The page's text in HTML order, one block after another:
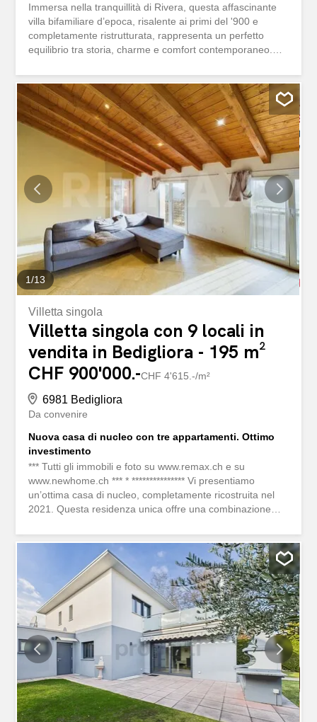
Immersa nella tranquillità di Rivera, questa affascinante
villa bifamiliare d’epoca, risalente ai primi del '900 e
completamente ristrutturata, rappresenta un perfetto
equilibrio tra storia, charme e comfort contemporaneo.
locali generosi e versatili, ideali per una famiglia
numerosa o per chi desidera spazi ampi e ben
organizzati. Gli ambienti interni raccontano il carattere
dell’immobile: al piano terra un accogliente zona living si
affianca a un’ampia cucina abitabile, una camera da letto
e un bagno con doccia. Il primo piano si distingue per la
presenza di una seconda cucina con grande sala da
pranzo e veranda, oltre a un luminoso soggiorno e un
ulteriore bagno, una configurazione che rende l’immobile
particolarmente interessante anche come soluzione
bifamiliare. Salendo al secondo piano si sviluppa la zona
notte principale, con tre camere da letto, tra cui una
camera padronale dotata di cabina armadio, e...
1/13
Villetta singola
Villetta singola con 9 locali in
vendita in Bedigliora - 195 m²
CHF 900'000.-CHF 4'615.-/m²
6981 Bedigliora
Da convenire
Nuova casa di nucleo con tre appartamenti. Ottimo
investimento
*** Tutti gli immobili e foto su www.remax.ch e su
www.newhome.ch *** * *************** Vi presentiamo
un’ottima casa di nucleo, completamente ricostruita nel
2021. Questa residenza unica offre una combinazione
trasformazione completa quasi da zero. La casa si
estende su tre piani, ospitando tre appartamenti
indipendenti, ciascuno con 3½ locali, garantendo spazio
sufficiente per una vita confortevole. Ogni appartamento
vanta un balcone privato, offrendo un luogo tranquillo per
godersi la vista circostante e rilassarsi all’aperto. Uno
degli elementi chiave di questa proprietà è la moderna
termopompa con serpentine, che assicura un
riscaldamento efficiente e un comfort climatico ottimale in
tutte le stagioni. Questa soluzione energetica avanzata
non solo riduce l’impatto ambientale, ma contribuisce
anche a ridurre i costi energetici per gli abitanti. La casa è
isolata, garantendo la massima privacy e tranquillità agli...